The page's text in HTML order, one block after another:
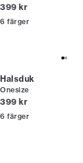
Nuvarande pris
399 kr
6 färger
Halsduk
Onesize
Nuvarande pris
399 kr
6 färger